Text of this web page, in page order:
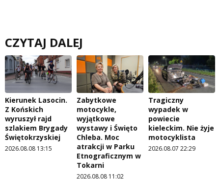
CZYTAJ DALEJ
Kierunek Lasocin.
Z Końskich
wyruszył rajd
szlakiem Brygady
Świętokrzyskiej
2026.08.08 13:15
Zabytkowe
motocykle,
wyjątkowe
wystawy i Święto
Chleba. Moc
atrakcji w Parku
Etnograficznym w
Tokarni
2026.08.08 11:02
Tragiczny
wypadek w
powiecie
kieleckim. Nie żyje
motocyklista
2026.08.07 22:29